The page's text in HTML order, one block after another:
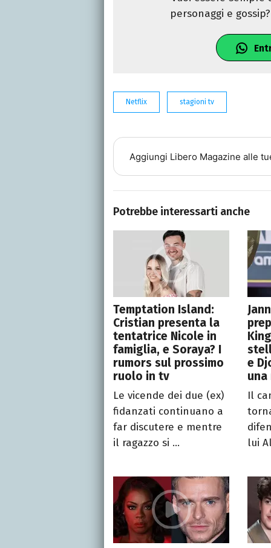
personaggi e
Netflix stagioni tv
Aggiungi Libero Magazine alle
Potrebbe interessarti anche
Temptation Island:
Cristian presenta la
tentatrice Nicole in
famiglia, e Soraya? I
rumors sul prossimo
ruolo in tv
Le vicende dei due (ex)
fidanzati continuano a
far discutere e mentre
il ragazzo si ...
e
Il
lui